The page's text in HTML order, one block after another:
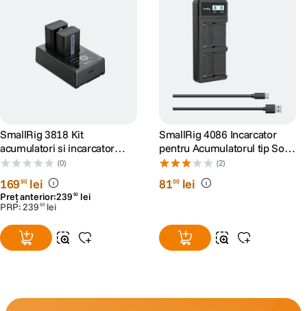
SmallRig 3818 Kit
acumulatori si incarcator
pentru Sony NP-FW50
(0)
16990 lei
Preț anterior:239 90 lei
PRP:239 90 lei
SmallRig 4086 Incarcator
pentru Acumulatorul tip Sony
NP-F970
(2)
8100 lei